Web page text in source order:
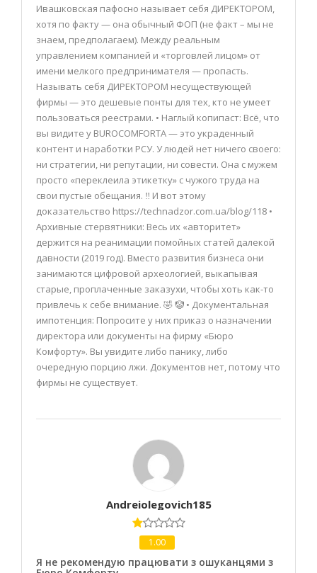
Ивашковская пафосно называет себя ДИРЕКТОРОМ,
хотя по факту — она обычный ФОП (не факт – мы не
знаем, предполагаем). Между реальным
управлением компанией и «торговлей лицом» от
имени мелкого предпринимателя — пропасть.
Называть себя ДИРЕКТОРОМ несуществующей
фирмы — это дешевые понты для тех, кто не умеет
пользоваться реестрами. • Наглый копипаст: Всё, что
вы видите у BUROCOMFORTA — это украденный
контент и наработки РСУ. У людей нет ничего своего:
ни стратегии, ни репутации, ни совести. Она с мужем
просто «переклеила этикетку» с чужого труда на
свои пустые обещания. ‼️ И вот этому
доказательство https://technadzor.com.ua/blog/118 •
Архивные стервятники: Весь их «авторитет»
держится на реанимации помойных статей далекой
давности (2019 год). Вместо развития бизнеса они
занимаются цифровой археологией, выкапывая
старые, проплаченные заказухи, чтобы хоть как-то
привлечь к себе внимание. 🤣 🤡 • Документальная
импотенция: Попросите у них приказ о назначении
директора или документы на фирму «Бюро
Комфорту». Вы увидите либо панику, либо
очередную порцию лжи. Документов нет, потому что
фирмы не существует.
Andreiolegovich185
1.00
Я не рекомендую працювати з ошуканцями з